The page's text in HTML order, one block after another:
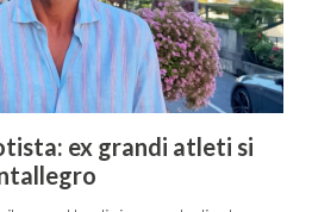
ex grandi atleti si